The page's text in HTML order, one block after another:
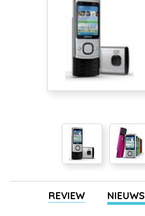
REVIEW NIEUWS